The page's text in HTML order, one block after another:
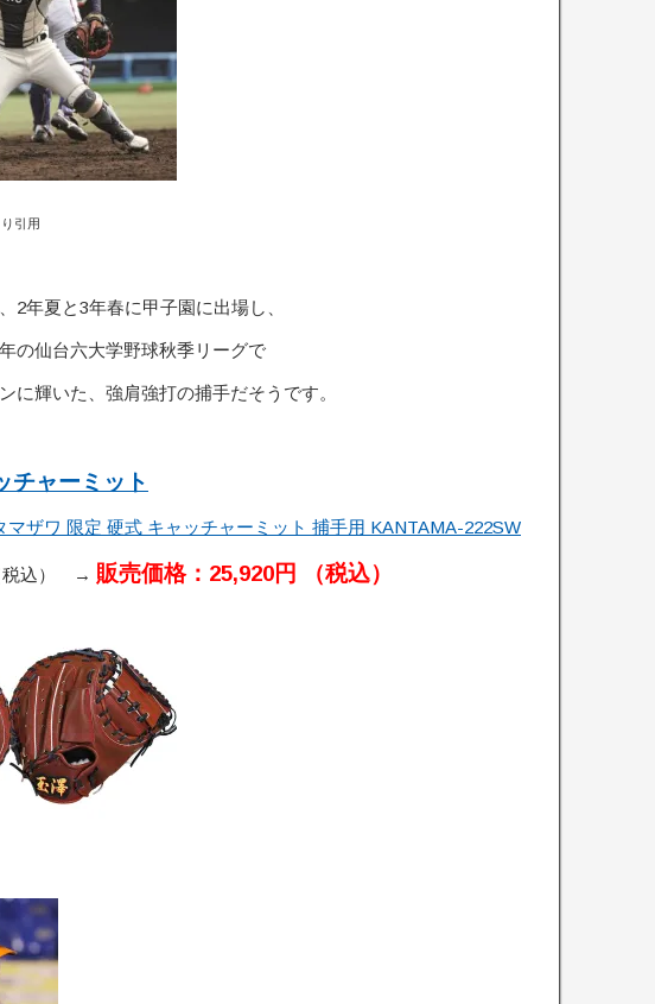
引用
2年夏と3年春に甲子園に出場し、
の仙台六大学野球秋季リーグで
に輝いた、強肩強打の捕手だそうです。
ャーミット
マザワ 限定 硬式 キャッチャーミット 捕手用 KANTAMA-222SW
税込） → 販売価格：25,920円 （税込）